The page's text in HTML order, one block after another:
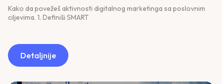
Kako da povežeš aktivnosti digitalnog marketinga sa poslovnim
ciljevima. 1. Definiši SMART
Detaljnije